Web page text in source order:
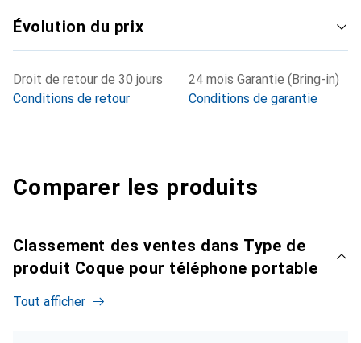
Évolution du prix
Droit de retour de 30 jours
Conditions de retour
24 mois Garantie (Bring-in)
Conditions de garantie
Comparer les produits
Classement des ventes dans Type de
produit Coque pour téléphone portable
Tout afficher